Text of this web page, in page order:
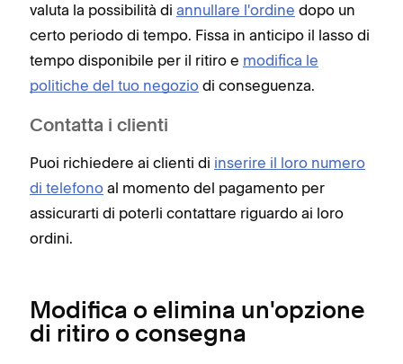
valuta la possibilità di annullare l'ordine dopo un
certo periodo di tempo. Fissa in anticipo il lasso di
tempo disponibile per il ritiro e modifica le
politiche del tuo negozio di conseguenza.
Contatta i clienti
Puoi richiedere ai clienti di inserire il loro numero
di telefono al momento del pagamento per
assicurarti di poterli contattare riguardo ai loro
ordini.
Modifica o elimina un'opzione
di ritiro o consegna